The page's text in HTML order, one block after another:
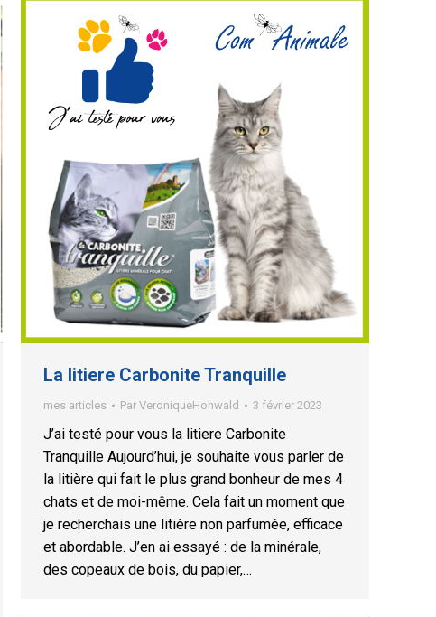
La litiere Carbonite Tranquille
mes articles Par VeroniqueHohwald 3 février 2023
J’ai testé pour vous la litiere Carbonite
Tranquille Aujourd’hui, je souhaite vous parler de
la litière qui fait le plus grand bonheur de mes 4
chats et de moi-même. Cela fait un moment que
je recherchais une litière non parfumée, efficace
et abordable. J’en ai essayé : de la minérale,
des copeaux de bois, du papier,…